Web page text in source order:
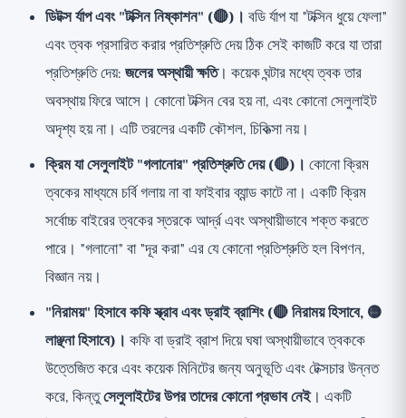
ডিটক্স র্যাপ এবং "টক্সিন নিষ্কাশন" (🔴)। বডি র্যাপ যা "টক্সিন ধুয়ে ফেলা"
এবং ত্বক প্রসারিত করার প্রতিশ্রুতি দেয় ঠিক সেই কাজটি করে যা তারা
প্রতিশ্রুতি দেয়: জলের অস্থায়ী ক্ষতি। কয়েক ঘন্টার মধ্যে ত্বক তার
অবস্থায় ফিরে আসে। কোনো টক্সিন বের হয় না, এবং কোনো সেলুলাইট
অদৃশ্য হয় না। এটি তরলের একটি কৌশল, চিকিত্সা নয়।
ক্রিম যা সেলুলাইট "গলানোর" প্রতিশ্রুতি দেয় (🔴)। কোনো ক্রিম
ত্বকের মাধ্যমে চর্বি গলায় না বা ফাইবার ব্যান্ড কাটে না। একটি ক্রিম
সর্বোচ্চ বাইরের ত্বকের স্তরকে আর্দ্র এবং অস্থায়ীভাবে শক্ত করতে
পারে। "গলানো" বা "দূর করা" এর যে কোনো প্রতিশ্রুতি হল বিপণন,
বিজ্ঞান নয়।
"নিরাময়" হিসাবে কফি স্ক্রাব এবং ড্রাই ব্রাশিং (🔴 নিরাময় হিসাবে, 🟡
লাঞ্ছনা হিসাবে)। কফি বা ড্রাই ব্রাশ দিয়ে ঘষা অস্থায়ীভাবে ত্বককে
উত্তেজিত করে এবং কয়েক মিনিটের জন্য অনুভূতি এবং টেক্সচার উন্নত
করে, কিন্তুসেলুলাইটের উপর তাদের কোনো প্রভাব নেই। একটি